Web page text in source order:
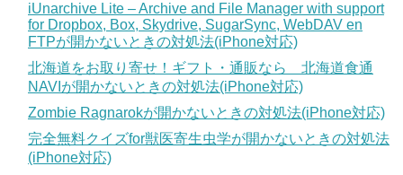
iUnarchive Lite – Archive and File Manager with support
for Dropbox, Box, Skydrive, SugarSync, WebDAV en
FTPが開かないときの対処法(iPhone対応)
北海道をお取り寄せ！ギフト・通販なら 北海道食通
NAVIが開かないときの対処法(iPhone対応)
Zombie Ragnarokが開かないときの対処法(iPhone対応)
完全無料クイズfor獣医寄生虫学が開かないときの対処法
(iPhone対応)